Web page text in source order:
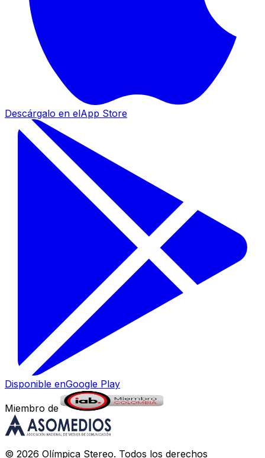
Descárgalo en elApp Store
Disponible enGoogle Play
Miembro de
© 2026 Olímpica Stereo. Todos los derechos